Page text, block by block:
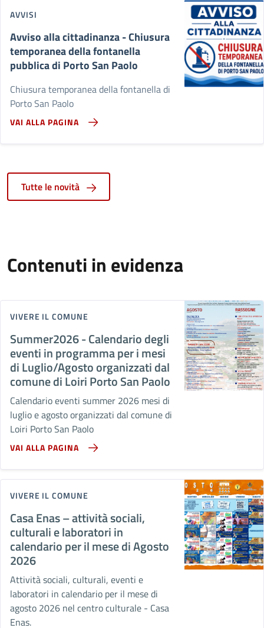
AVVISI
Avviso alla cittadinanza - Chiusura
temporanea della fontanella
pubblica di Porto San Paolo
Chiusura temporanea della fontanella di
Porto San Paolo
VAI ALLA PAGINA
Tutte le novità
Contenuti in evidenza
VIVERE IL COMUNE
Summer2026 - Calendario degli
eventi in programma per i mesi
di Luglio/Agosto organizzati dal
comune di Loiri Porto San Paolo
Calendario eventi summer 2026 mesi di
luglio e agosto organizzati dal comune di
Loiri Porto San Paolo
VAI ALLA PAGINA
VIVERE IL COMUNE
Casa Enas – attività sociali,
culturali e laboratori in
calendario per il mese di Agosto
2026
Attività sociali, culturali, eventi e
laboratori in calendario per il mese di
agosto 2026 nel centro culturale - Casa
Enas.